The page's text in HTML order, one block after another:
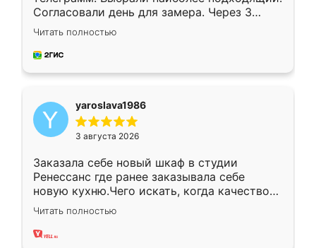
Согласовали день для замера. Через 3
недели кухня была уже готова. Остались
довольны работой. Спасибо Ренессанс
мебель за качественную работу!
Читать полностью
yaroslava1986
3 августа 2026
Заказала себе новый шкаф в студии
Ренессанс где ранее заказывала себе
новую кухню.Чего искать, когда качеством
вполне довольна. Служит кухня уже почти
два года, нареканий нет.
Читать полностью